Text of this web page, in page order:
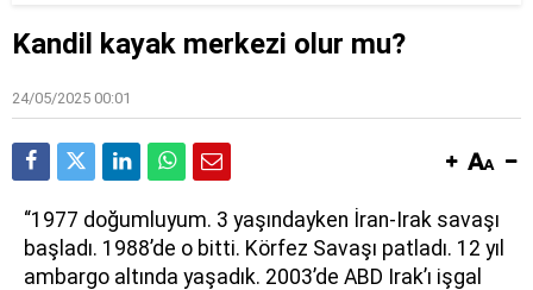
Kandil kayak merkezi olur mu?
24/05/2025 00:01
“1977 doğumluyum. 3 yaşındayken İran-Irak savaşı
başladı. 1988’de o bitti. Körfez Savaşı patladı. 12 yıl
ambargo altında yaşadık. 2003’de ABD Irak’ı işgal